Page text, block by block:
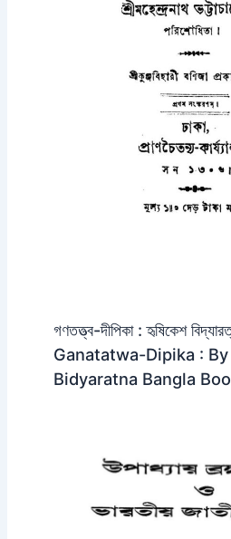
গণতত্ত্ব-দীপিকা : হৃষিকেশ
Ganatatwa-Dipika :
Bidyaratna Bangla